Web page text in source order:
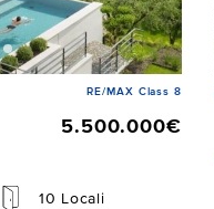
RE/MAX Class 8
5.500.000€
10 Locali